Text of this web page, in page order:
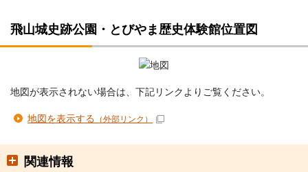
飛山城史跡公園・とびやま歴史体験館位置図
地図が表示されない場合は、下記リンクよりご覧ください。
地図を表示する （外部リンク）
関連情報